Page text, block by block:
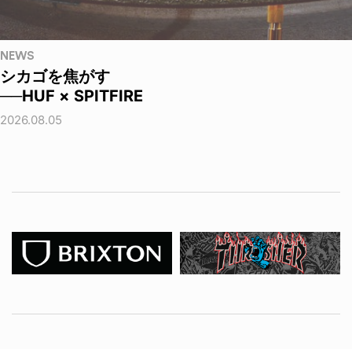
NEWS
シカゴを焦がす
──HUF × SPITFIRE
2026.08.05